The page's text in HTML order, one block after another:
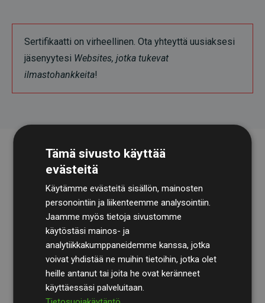
Sertifikaatti on virheellinen. Ota yhteyttä uusiaksesi
jäsenyytesi Websites, jotka tukevat
ilmastohankkeita!
TilintarkastusyhtiöBDOkäy säännöllisesti läpi
laskelmamme ja menetelmämme varmistaakseen
läpinäkyvyyden ja luotettavuuden.
Heidän tarkastuksensa osoittavat, että investoinnit
Tämä sivusto käyttää
evästeitä
Käytämme evästeitä sisällön, mainosten
personointiin ja liikenteemme analysointiin.
Jaamme myös tietoja sivustomme
käytöstäsi mainos- ja
analytiikkakumppaneidemme kanssa, jotka
voivat yhdistää ne muihin tietoihin, jotka olet
heille antanut tai joita he ovat keränneet
käyttäessäsi palveluitaan.